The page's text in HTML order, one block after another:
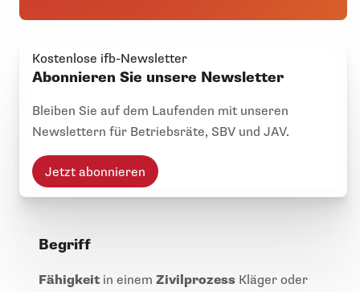
Kostenlose ifb-Newsletter
Abonnieren Sie unsere Newsletter
Bleiben Sie auf dem Laufenden mit unseren
Newslettern für Betriebsräte, SBV und JAV.
Jetzt abonnieren
Begriff
Fähigkeit in einem Zivilprozess Kläger oder